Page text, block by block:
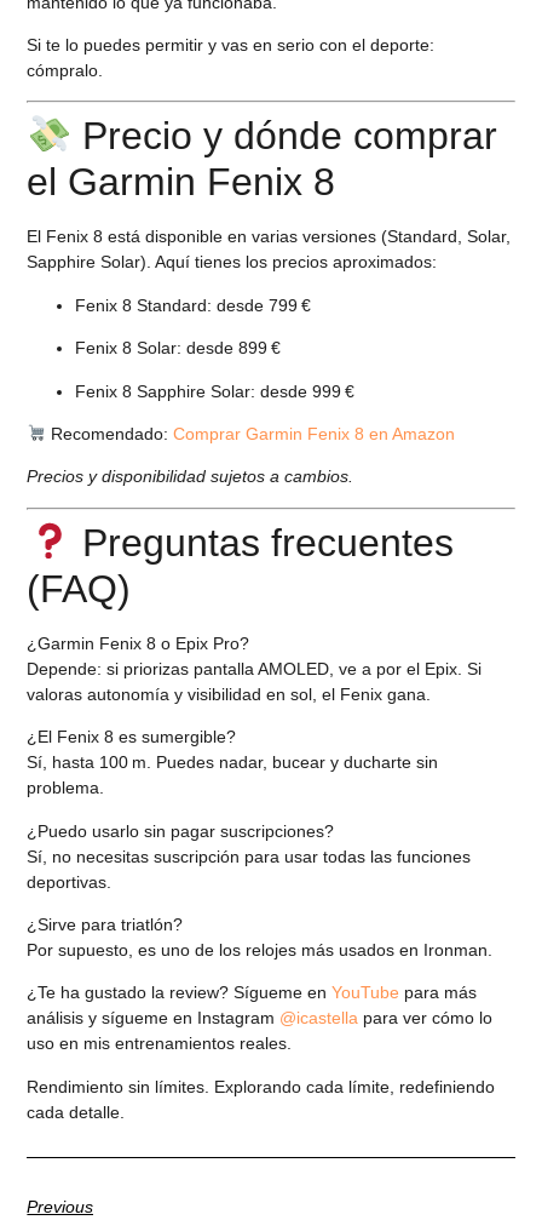
Si te lo puedes permitir y vas en serio con el deporte:
cómpralo.
Precio y dónde comprar
el Garmin Fenix 8
El Fenix 8 está disponible en varias versiones (Standard, Solar,
Sapphire Solar). Aquí tienes los precios aproximados:
Fenix 8 Standard: desde799 €
Fenix 8 Solar: desde899 €
Fenix 8 Sapphire Solar: desde999 €
Recomendado:Comprar Garmin Fenix 8 en Amazon
Precios y disponibilidad sujetos a cambios.
Preguntas frecuentes
(FAQ)
¿Garmin Fenix 8 o Epix Pro?
Depende: si priorizas pantalla AMOLED, ve a por el Epix. Si
valoras autonomía y visibilidad en sol, el Fenix gana.
¿El Fenix 8 es sumergible?
Sí, hasta 100 m. Puedes nadar, bucear y ducharte sin
problema.
¿Puedo usarlo sin pagar suscripciones?
Sí, no necesitas suscripción para usar todas las funciones
deportivas.
¿Sirve para triatlón?
Por supuesto, es uno de los relojes más usados en Ironman.
¿Te ha gustado la review? Sígueme enYouTube para más
análisis y sígueme en Instagram @icastella para ver cómo lo
uso en mis entrenamientos reales.
Rendimiento sin límites. Explorando cada límite, redefiniendo
cada detalle.
Previous